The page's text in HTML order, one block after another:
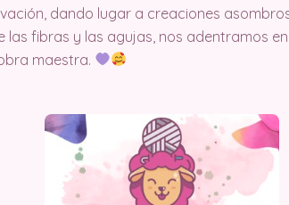
dando lugar a creaciones
las fibras y las agujas, nos adentramos
maestra.